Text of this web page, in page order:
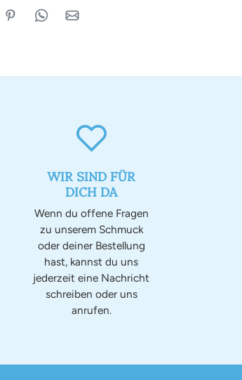
WIR SIND FÜR
DICH DA
Wenn du offene Fragen
zu unserem Schmuck
oder deiner Bestellung
hast, kannst du uns
jederzeit eine Nachricht
schreiben oder uns
anrufen.